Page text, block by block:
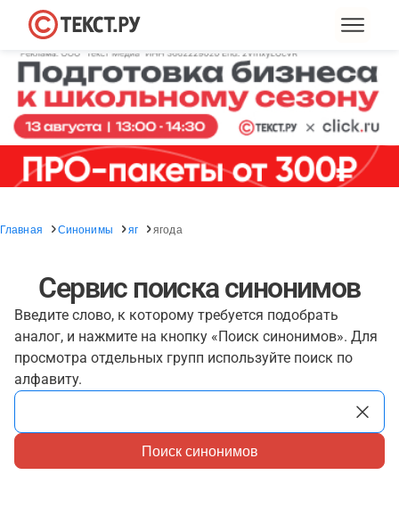
Главная Синонимы яг ягода
Сервис поиска синонимов
Введите слово, к которому требуется подобрать
аналог, и нажмите на кнопку «Поиск синонимов». Для
просмотра отдельных групп используйте поиск по
алфавиту.
Поиск синонимов